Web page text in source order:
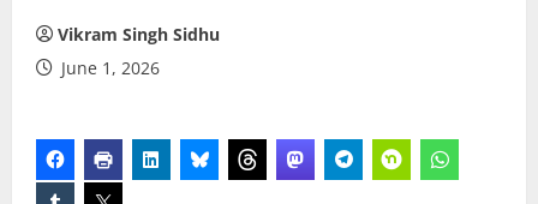
Vikram Singh Sidhu
June 1, 2026